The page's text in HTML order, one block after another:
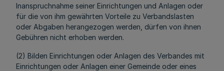
Inanspruchnahme seiner Einrichtungen und Anlagen oder
für die von ihm gewährten Vorteile zu Verbandslasten
oder Abgaben herangezogen werden, dürfen von ihnen
Gebühren nicht erhoben werden.
(2) Bilden Einrichtungen oder Anlagen des Verbandes mit
Einrichtungen oder Anlagen einer Gemeinde oder eines